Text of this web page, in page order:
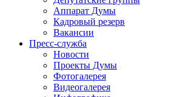
Аппарат Думы
Кадровый резерв
Вакансии
Пресс-служба
Новости
Проекты Думы
Фотогалерея
Видеогалерея